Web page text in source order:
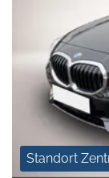
Standort